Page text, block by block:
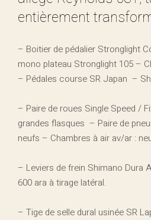
entièrement
– Boitier de pédalier Stronglight
mono plateau Stronglight 105 –
– Pédales course SR Japan –
– Paire de roues Single Speed /
grandes flasques – Paire de
neufs – Chambres à air av/ar :
– Leviers de frein Shimano Dura
600 ara à tirage latéral.
– Tige de selle dural usinée SR